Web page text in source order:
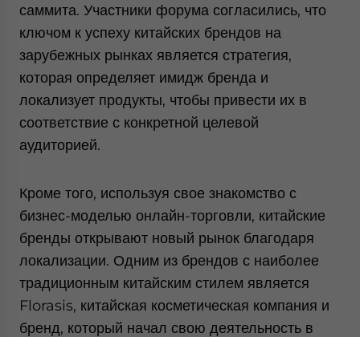
саммита. Участники форума согласились, что
ключом к успеху китайских брендов на
зарубежных рынках является стратегия,
которая определяет имидж бренда и
локализует продукты, чтобы привести их в
соответствие с конкретной целевой
аудиторией.
Кроме того, используя свое знакомство с
бизнес-моделью онлайн-торговли, китайские
бренды открывают новый рынок благодаря
локализации. Одним из брендов с наиболее
традиционным китайским стилем является
Florasis, китайская косметическая компания и
бренд, который начал свою деятельность в